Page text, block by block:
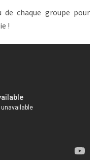
de chaque groupe pour
!